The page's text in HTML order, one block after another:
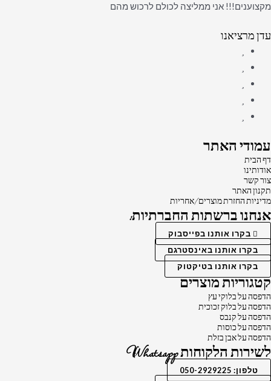
מקצוענים!!! אני ממליצה לכולם לרכוש מהם
עדן מרציאנו
עמודי האתר
דף הבית
אודותינו
צור קשר
תקנון האתר
מדיניות החזרת מוצרים/אחריות
אנחנו ברשתות החברתיות:
בקרו אותנו בפייסבוק
בקרו אותנו באינסטרגם
בקרו אותנו בטיקטוק
קטגוריות מוצרים
הדפסה על בלוקי עץ
הדפסה על בלוק זכוכית
הדפסה על קנבס
הדפסה על כוסות
הדפסה על אבן בזלת
לשירות הלקוחות Whatsapp
טלפון: 050-2929225